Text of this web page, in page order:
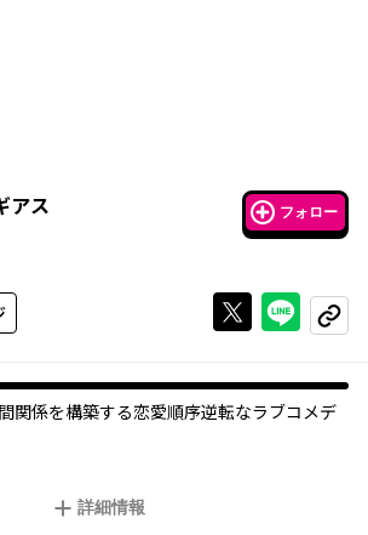
アス フォロー
Xで投稿する
ライン
コピー
関係を構築する恋愛順序逆転なラブコメデ
魔導書が淫らな人間関係を構築する恋愛
詳細情報